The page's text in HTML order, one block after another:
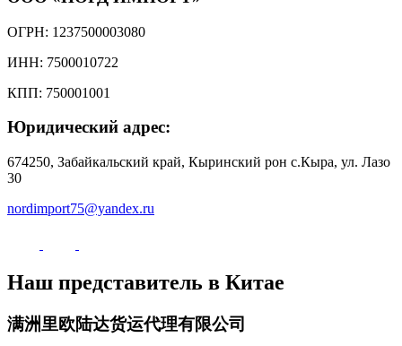
ОГРН: 1237500003080
ИНН: 7500010722
КПП: 750001001
Юридический адрес:
674250, Забайкальский край, Кыринский рон с.Кыра, ул. Лазо
30
nordimport75@yandex.ru
Наш представитель в Китае
满洲里欧陆达货运代理有限公司